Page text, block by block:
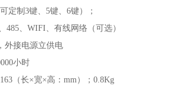
定制3键、5键、6键）；
485、WIFI、有线网络（可选）
外接电源立供电
小时
（长×宽×高：mm）；0.8Kg